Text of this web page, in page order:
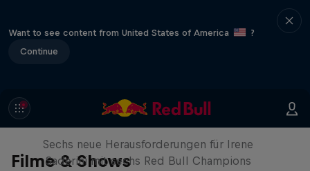
Want to see content from United States of America
?
Continue
Filme & Shows
Drive Me Crazy
Sechs neue Herausforderungen für Irene
Saderini mit sechs Red Bull Champions